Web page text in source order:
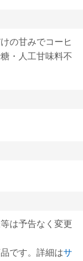
の甘みでコーヒ
・人工甘味料不
は予告なく変更
です。詳細はサ